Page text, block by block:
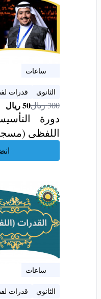
الثانوي قدرات
300ريال50ريال
دورة
اللفظى (مسجلة
الثانوي قدرات